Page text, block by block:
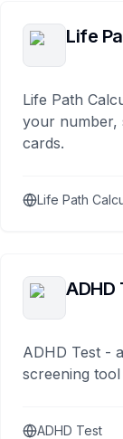
Life
Life Path
your number,
cards.
Life Path
ADHD
ADHD Test -
screening
ADHD Test